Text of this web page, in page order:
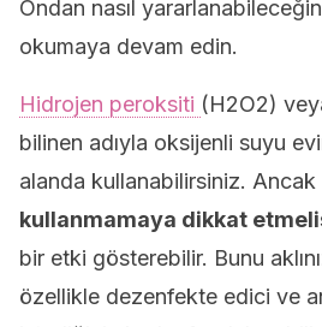
Ondan nasıl
okumaya devam edin.
Hidrojen peroksiti (H2O2)
bilinen adıyla oksijenli suyu
alanda kullanabilirsiniz. Ancak
kullanmamaya dikkat
bir etki gösterebilir. Bunu
özellikle dezenfekte edici ve